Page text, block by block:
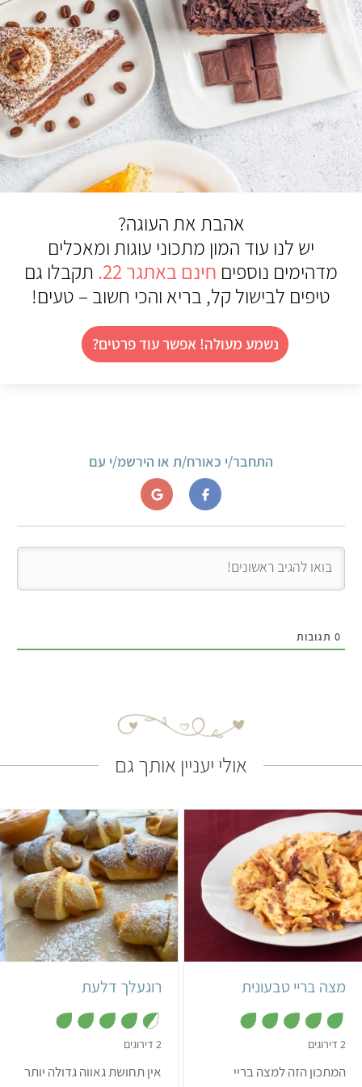
אהבת את העוגה?
יש לנו עוד המון מתכוני עוגות ומאכלים
מדהימים נוספים חינם באתגר 22 . תקבלו גם
טיפים לבישול קל, בריא והכי חשוב – טעים!
נשמע מעולה! אפשר עוד פרטים?
התחבר/י כאורח/ת או הירשמ/י עם
0 תגובות
אולי יעניין אותך גם
קל 20 דקות
מנה אחת יהודי
מצה בריי טבעונית
2 דירוגים
מ
ת
המתכון הזה למצה בריי
בינוני 40 דקות
24 רוגעלך יהודי אשכנזי
רוגעלך דלעת
2 דירוגים
.
5
אין תחושת גאווה גדולה יותר